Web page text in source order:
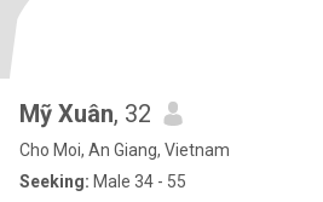
Mỹ Xuân, 32
Cho Moi, An Giang, Vietnam
Seeking: Male 34 - 55